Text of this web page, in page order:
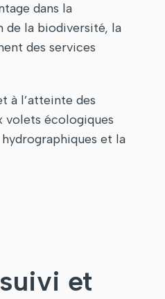
dans la
de la biodiversité, la
des services
à l’atteinte des
volets écologiques
et la
et